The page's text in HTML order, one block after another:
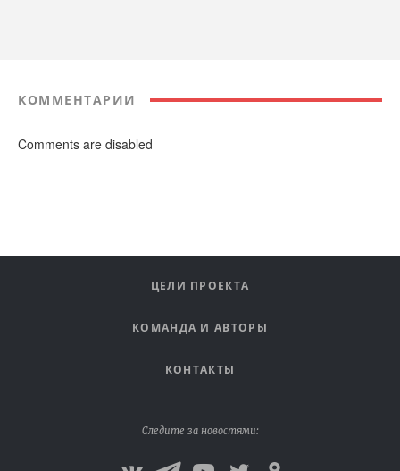
КОММЕНТАРИИ
Comments are disabled
ЦЕЛИ ПРОЕКТА
КОМАНДА И АВТОРЫ
КОНТАКТЫ
Следите за новостями: